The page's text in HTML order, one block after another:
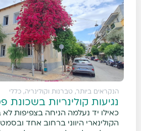
הנקראים ביותר, טברנות וקולינריה, כללי
נגיעות קולינריות בשכונת
כאילו יד נעלמה הניחה בצפיפות
הקולינארי היווני ברחוב אחד